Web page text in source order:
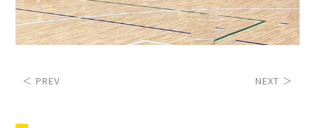
＜ PREV NEXT ＞